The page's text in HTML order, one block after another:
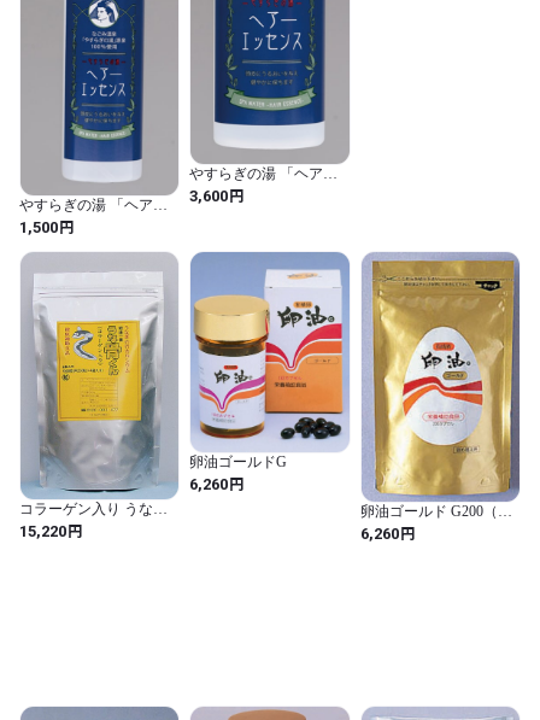
やすらぎの湯 「ヘアー
エッセンス」 スプレー
タイプ 150ml
1,500円
やすらぎの湯 「ヘアー
エッセンス」ボトルタイ
プ
3,600円
コラーゲン入り うな骨
くん（お徳用袋入り）
15,220円
卵油ゴールドG
6,260円
卵油ゴールド G200（詰
替用）
6,260円